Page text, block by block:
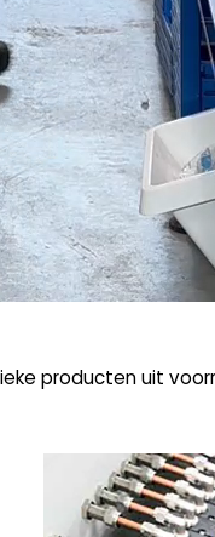
producten uit